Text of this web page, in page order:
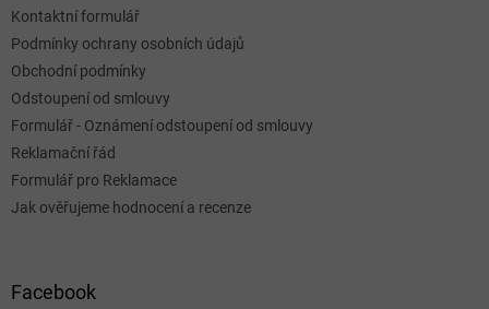
Kontaktní formulář
Podmínky ochrany osobních údajů
Obchodní podmínky
Odstoupení od smlouvy
Formulář - Oznámení odstoupení od smlouvy
Reklamační řád
Formulář pro Reklamace
Jak ověřujeme hodnocení a recenze
Facebook